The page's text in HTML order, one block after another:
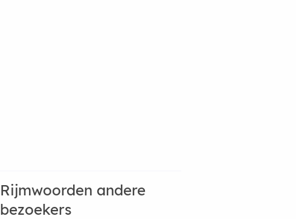
Rijmwoorden andere
bezoekers